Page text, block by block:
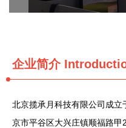
企业简介
北京揽承月科技有限公司成
京市平谷区大兴庄镇顺福路